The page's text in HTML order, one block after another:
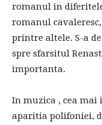
romanul in
romanul
printre altele. S-a
spre sfarsitul
importanta.
In muzica , cea
aparitia polifoniei,